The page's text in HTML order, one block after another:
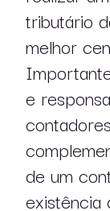
tributário
melhor
e
de um
existência